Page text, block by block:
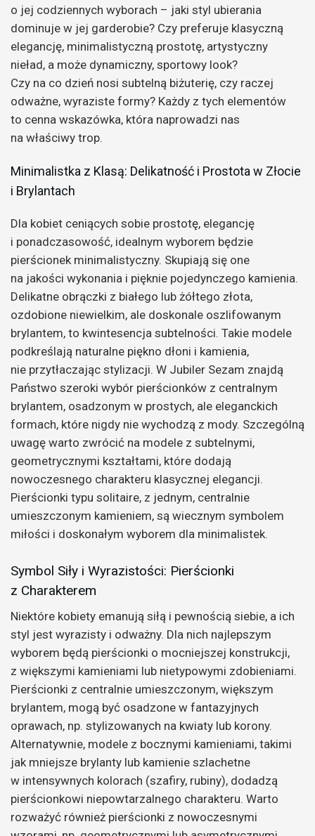
o jej codziennych wyborach – jaki styl ubierania
dominuje w jej garderobie? Czy preferuje klasyczną
elegancję, minimalistyczną prostotę, artystyczny
nieład, a może dynamiczny, sportowy look?
Czy na co dzień nosi subtelną biżuterię, czy raczej
odważne, wyraziste formy? Każdy z tych elementów
to cenna wskazówka, która naprowadzi nas
na właściwy trop.
Minimalistka z Klasą: Delikatność i Prostota w Złocie
i Brylantach
Dla kobiet ceniących sobie prostotę, elegancję
i ponadczasowość, idealnym wyborem będzie
pierścionek minimalistyczny. Skupiają się one
na jakości wykonania i pięknie pojedynczego kamienia.
Delikatne obrączki z białego lub żółtego złota,
ozdobione niewielkim, ale doskonale oszlifowanym
brylantem, to kwintesencja subtelności. Takie modele
podkreślają naturalne piękno dłoni i kamienia,
nie przytłaczając stylizacji. W Jubiler Sezam znajdą
Państwo szeroki wybór pierścionków z centralnym
brylantem, osadzonym w prostych, ale eleganckich
formach, które nigdy nie wychodzą z mody. Szczególną
uwagę warto zwrócić na modele z subtelnymi,
geometrycznymi kształtami, które dodają
nowoczesnego charakteru klasycznej elegancji.
Pierścionki typu solitaire, z jednym, centralnie
umieszczonym kamieniem, są wiecznym symbolem
miłości i doskonałym wyborem dla minimalistek.
Symbol Siły i Wyrazistości: Pierścionki
z Charakterem
Niektóre kobiety emanują siłą i pewnością siebie, a ich
styl jest wyrazisty i odważny. Dla nich najlepszym
wyborem będą pierścionki o mocniejszej konstrukcji,
z większymi kamieniami lub nietypowymi zdobieniami.
Pierścionki z centralnie umieszczonym, większym
brylantem, mogą być osadzone w fantazyjnych
oprawach, np. stylizowanych na kwiaty lub korony.
Alternatywnie, modele z bocznymi kamieniami, takimi
jak mniejsze brylanty lub kamienie szlachetne
w intensywnych kolorach (szafiry, rubiny), dodadzą
pierścionkowi niepowtarzalnego charakteru. Warto
rozważyć również pierścionki z nowoczesnymi